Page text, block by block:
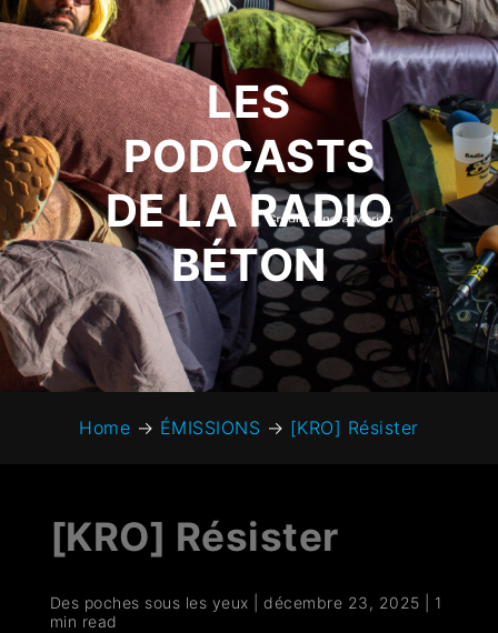
LES
PODCASTS
DE LA RADIO
BÉTON
Home → ÉMISSIONS → [KRO] Résister
[KRO] Résister
Des poches sous les yeux |décembre 23, 2025
1
min read